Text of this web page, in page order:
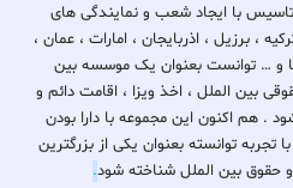
با ایجاد شعب و نمایندگی های
، برزیل ، اذربایجان ، امارات ، عمان ،
و … توانست بعنوان یک موسسه بین
بین الملل ، اخذ ویزا ، اقامت دائم و
. هم اکنون این مجموعه با دارا بودن
وکیل با تجربه توانسته بعنوان یکی از بزرگترین
حقوق بین الملل شناخته شود.